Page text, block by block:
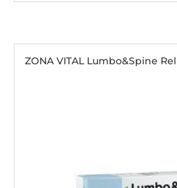
ZONA VITAL Lumbo&Spine